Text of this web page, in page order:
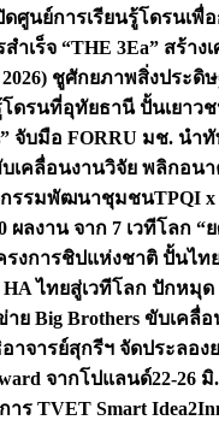
ศูนย์การเรียนรู้โดรนเพื่
ำเร็จ “THE 3Ea” สร้า
2026) ชูศักยภาพสิ่งประ
โดรนที่อุทัยธานี ปั้นเยา
จับมือ FORRU มช. นำ
เคลื่อนงานวิจัย พลิกอน
กรรมพัฒนาชุมชนTPQI
ลงาน จาก 7 เวทีโลก
งการชิปแห่งชาติ ปั้นไท
ไทยสู่เวทีโลก ปักหมุ
ย Big Brothers ขับเคลื่
าจารย์สุกรีฯ จัดประลอง
จากโปแลนด์22-26
TVET Smart